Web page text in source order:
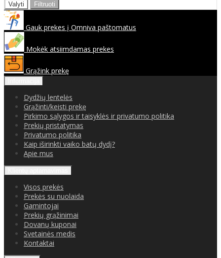
Valyti Filtruoti
Gauk prekes į Omniva paštomatus
Mokėk atsiimdamas prekes
Grąžink prekę
Dydžių lentelės
Grąžinti/keisti prekę
Pirkimo sąlygos ir taisyklės ir privatumo politika
Prekių pristatymas
Privatumo politika
Kaip iširinkti vaiko batų dydį?
Apie mus
Visos prekės
Prekės su nuolaida
Gamintojai
Prekių grąžinimai
Dovanų kuponai
Svetainės medis
Kontaktai